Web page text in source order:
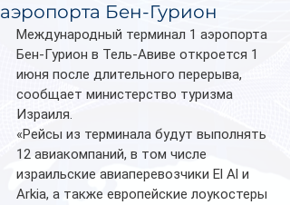
аэропорта Бен-Гурион
Международный терминал 1 аэропорта
Бен-Гурион в Тель-Авиве откроется 1
июня после длительного перерыва,
сообщает министерство туризма
Израиля.
«Рейсы из терминала будут выполнять
12 авиакомпаний, в том числе
израильские авиаперевозчики El Al и
Arkia, а также европейские лоукостеры